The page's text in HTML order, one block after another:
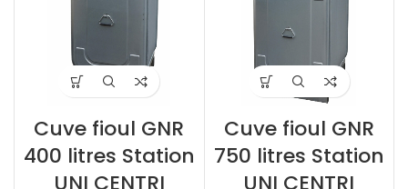
Cuve fioul GNR
400 litres Station
Cuve fioul GNR
750 litres Station